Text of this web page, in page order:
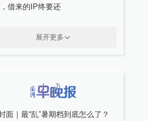
，借来的IP终要还
展开更多
面｜最“乱”暑期档到底怎么了？